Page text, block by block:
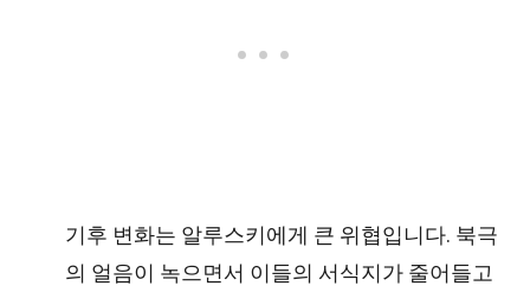
기후 변화는 알루스키에게 큰 위협입니다. 북극
의 얼음이 녹으면서 이들의 서식지가 줄어들고